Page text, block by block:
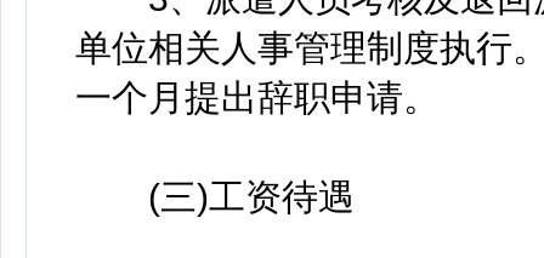
单位相关人事管理制度执行
一个月提出辞职申请。
(三)工资待遇